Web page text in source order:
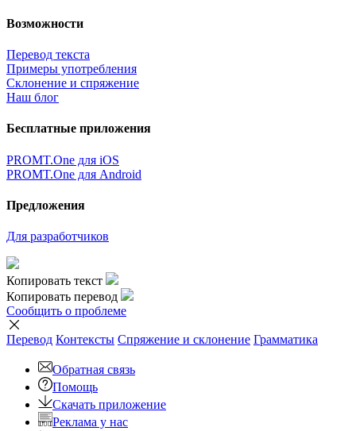
Возможности
Перевод текста
Примеры употребления
Склонение и спряжение
Наш блог
Бесплатные приложения
PROMT.One для iOS
PROMT.One для Android
Предложения
Для разработчиков
Копировать текст
Копировать перевод
Сообщить о проблеме
Перевод Контексты Спряжение и склонение Грамматика
Обратная связь
Помощь
Скачать приложение
Реклама у нас